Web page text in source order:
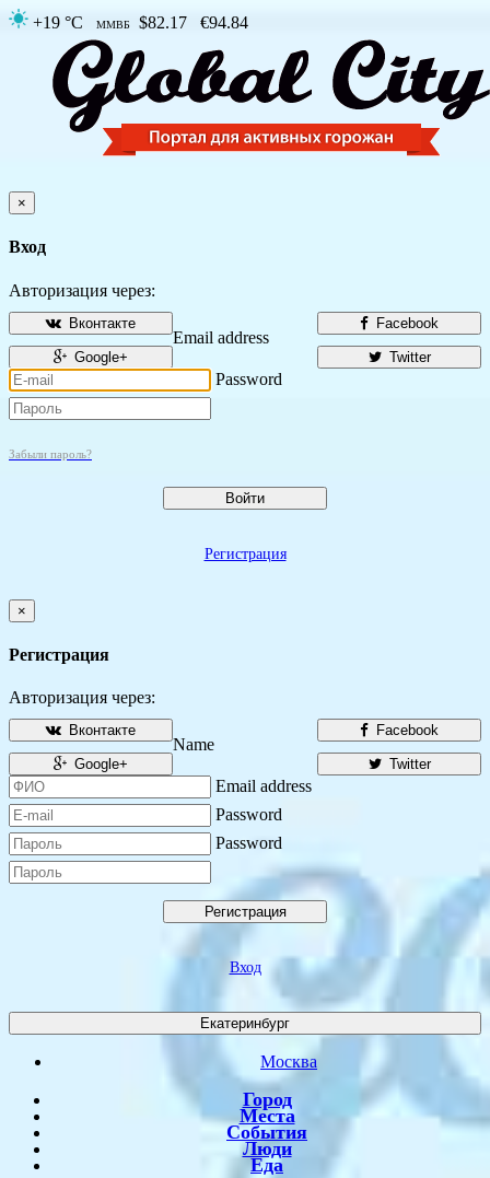
+19 °C ММВБ $82.17 €94.84
×
Вход
Авторизация через:
Facebook
Вконтакте
Twitter
Google+
Email address
Password
Забыли пароль?
Войти
Регистрация
×
Регистрация
Авторизация через:
Facebook
Вконтакте
Twitter
Google+
Name
Email address
Password
Password
Регистрация
Вход
Екатеринбург
Москва
Город
Места
События
Люди
Еда